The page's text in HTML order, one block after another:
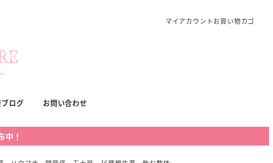
マイアカウントお買い物カゴ
ログ お問い合わせ
！